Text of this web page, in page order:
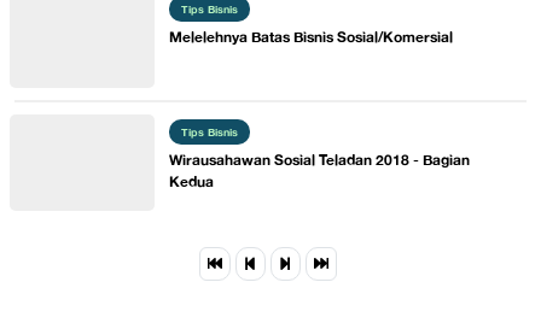
Tips Bisnis
Melelehnya Batas Bisnis Sosial/Komersial
Tips Bisnis
Wirausahawan Sosial Teladan 2018 - Bagian
Kedua